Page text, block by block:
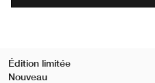
Édition limitée
Nouveau